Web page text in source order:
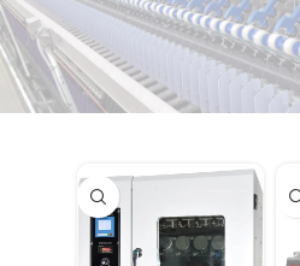
Tekstil Test Cihazları, tekstil sektöründe yer alan firmalarımızın global standartlara ulaşması için gerekli cihazlardır. Böylece hammaddeden nihai ürünlere uzanan süreçte